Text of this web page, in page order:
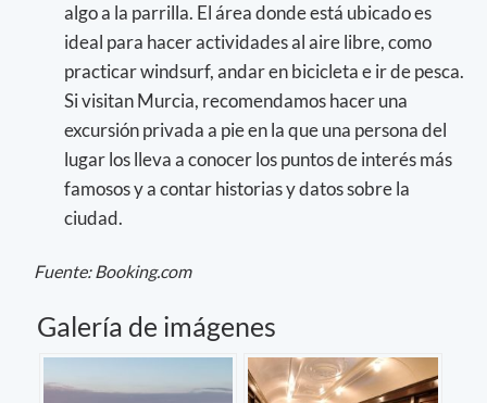
algo a la parrilla. El área donde está ubicado es
ideal para hacer actividades al aire libre, como
practicar windsurf, andar en bicicleta e ir de pesca.
Si visitan Murcia, recomendamos hacer una
excursión privada a pie en la que una persona del
lugar los lleva a conocer los puntos de interés más
famosos y a contar historias y datos sobre la
ciudad.
Fuente: Booking.com
Galería de imágenes